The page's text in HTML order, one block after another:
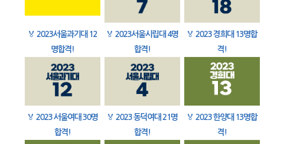
🏅 2023서울과기대 12
명합격!
🏅 2023서울시립대 4명
합격!
🏅 2023 경희대 13명합
격!
🏅 2023 서울여대 30명
합격!
🏅 2023 동덕여대 21명
합격!
🏅 2023 한양대 13명합
격!